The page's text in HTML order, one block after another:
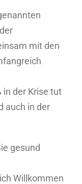
mit den
in der Krise tut
auch in der
gesund
Willkommen